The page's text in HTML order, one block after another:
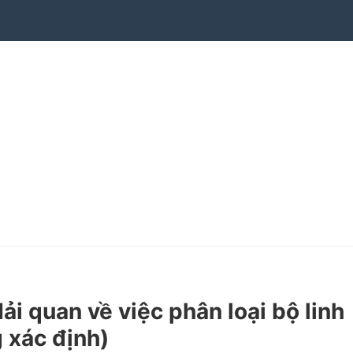
quan về việc phân loại bộ linh
xác định)